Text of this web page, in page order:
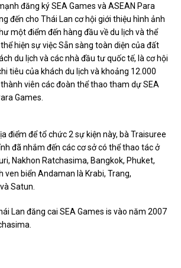
đăng ký SEA Games và ASEAN Para
đến cho Thái Lan cơ hội giới thiệu hình ảnh
một điểm đến hàng đầu về du lịch và thể
hiện sự việc Sẵn sàng toàn diện của đất
du lịch và các nhà đầu tư quốc tế, là cơ hội
tiêu của khách du lịch và khoảng 12.000
viên các đoàn thể thao tham dự SEA
Games.
điểm để tổ chức 2 sự kiện này, bà Traisuree
đã nhắm đến các cơ sở có thể thao tác ở
Nakhon Ratchasima, Bangkok, Phuket,
ven biển Andaman là Krabi, Trang,
Satun.
Lan đăng cai SEA Games is vào năm 2007